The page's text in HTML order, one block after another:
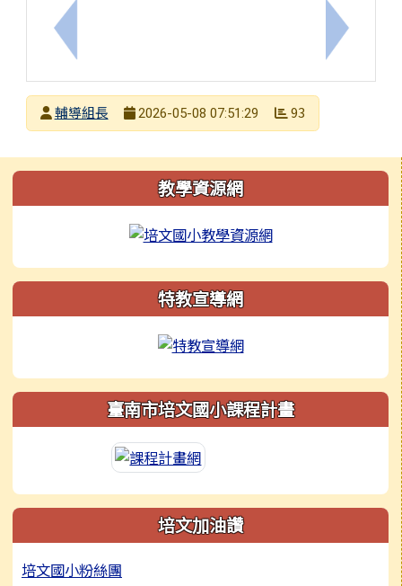
上一筆：轉知「臺南市政府社會局委託辦理115年度
下一筆：
發布者
輔導組長
2026-05-08 07:51:29 93
左邊區域內容 教學資源網
特教宣導網
臺南市培文國小課程計畫
培文加油讚
培文國小粉絲團